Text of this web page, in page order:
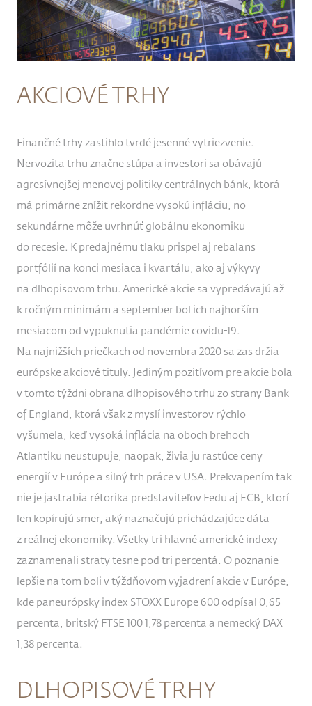
AKCIOVÉ TRHY
Finančné trhy zastihlo tvrdé jesenné vytriezvenie.
Nervozita trhu značne stúpa a investori sa obávajú
agresívnejšej menovej politiky centrálnych bánk, ktorá
má primárne znížiť rekordne vysokú infláciu, no
sekundárne môže uvrhnúť globálnu ekonomiku
do recesie. K predajnému tlaku prispel aj rebalans
portfólií na konci mesiaca i kvartálu, ako aj výkyvy
na dlhopisovom trhu. Americké akcie sa vypredávajú až
k ročným minimám a september bol ich najhorším
mesiacom od vypuknutia pandémie covidu-19.
Na najnižších priečkach od novembra 2020 sa zas držia
európske akciové tituly. Jediným pozitívom pre akcie bola
v tomto týždni obrana dlhopisového trhu zo strany Bank
of England, ktorá však z myslí investorov rýchlo
vyšumela, keď vysoká inflácia na oboch brehoch
Atlantiku neustupuje, naopak, živia ju rastúce ceny
energií v Európe a silný trh práce v USA. Prekvapením tak
nie je jastrabia rétorika predstaviteľov Fedu aj ECB, ktorí
len kopírujú smer, aký naznačujú prichádzajúce dáta
z reálnej ekonomiky. Všetky tri hlavné americké indexy
zaznamenali straty tesne pod tri percentá. O poznanie
lepšie na tom boli v týždňovom vyjadrení akcie v Európe,
kde paneurópsky index STOXX Europe 600 odpísal 0,65
percenta, britský FTSE 100 1,78 percenta a nemecký DAX
1,38 percenta.
DLHOPISOVÉ TRHY